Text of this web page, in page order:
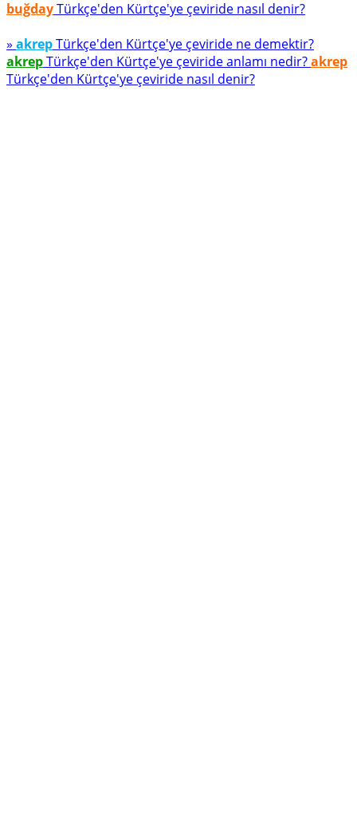
buğdayTürkçe'den Kürtçe'ye çeviride nasıl denir?
» akrepTürkçe'den Kürtçe'ye çeviride ne demektir?
akrepTürkçe'den Kürtçe'ye çeviride anlamı nedir?akrep
Türkçe'den Kürtçe'ye çeviride nasıl denir?